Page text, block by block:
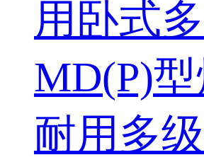
用卧式
MD(P)
耐用多